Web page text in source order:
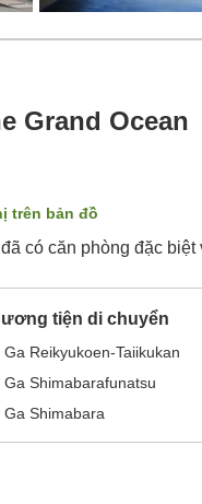
Grand Ocean
trên bản đồ
có căn phòng đặc
tiện di chuyển
Ga Reikyukoen-Taiikukan
Ga Shimabarafunatsu
Ga Shimabara